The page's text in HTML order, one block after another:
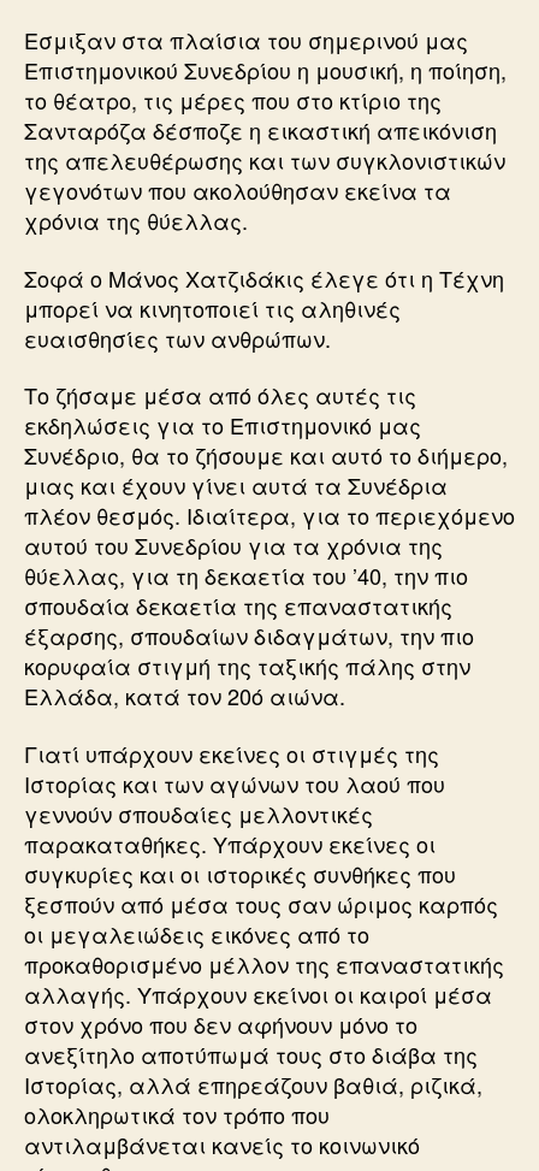
Εσμιξαν στα πλαίσια του σημερινού μας
Επιστημονικού Συνεδρίου η μουσική, η ποίηση,
το θέατρο, τις μέρες που στο κτίριο της
Σανταρόζα δέσποζε η εικαστική απεικόνιση
της απελευθέρωσης και των συγκλονιστικών
γεγονότων που ακολούθησαν εκείνα τα
χρόνια της θύελλας.
Σοφά ο Μάνος Χατζιδάκις έλεγε ότι η Τέχνη
μπορεί να κινητοποιεί τις αληθινές
ευαισθησίες των ανθρώπων.
Το ζήσαμε μέσα από όλες αυτές τις
εκδηλώσεις για το Επιστημονικό μας
Συνέδριο, θα το ζήσουμε και αυτό το διήμερο,
μιας και έχουν γίνει αυτά τα Συνέδρια
πλέον θεσμός. Ιδιαίτερα, για το περιεχόμενο
αυτού του Συνεδρίου για τα χρόνια της
θύελλας, για τη δεκαετία του ’40, την πιο
σπουδαία δεκαετία της επαναστατικής
έξαρσης, σπουδαίων διδαγμάτων, την πιο
κορυφαία στιγμή της ταξικής πάλης στην
Ελλάδα, κατά τον 20ό αιώνα.
Γιατί υπάρχουν εκείνες οι στιγμές της
Ιστορίας και των αγώνων του λαού που
γεννούν σπουδαίες μελλοντικές
παρακαταθήκες. Υπάρχουν εκείνες οι
συγκυρίες και οι ιστορικές συνθήκες που
ξεσπούν από μέσα τους σαν ώριμος καρπός
οι μεγαλειώδεις εικόνες από το
προκαθορισμένο μέλλον της επαναστατικής
αλλαγής. Υπάρχουν εκείνοι οι καιροί μέσα
στον χρόνο που δεν αφήνουν μόνο το
ανεξίτηλο αποτύπωμά τους στο διάβα της
Ιστορίας, αλλά επηρεάζουν βαθιά, ριζικά,
ολοκληρωτικά τον τρόπο που
αντιλαμβάνεται κανείς το κοινωνικό